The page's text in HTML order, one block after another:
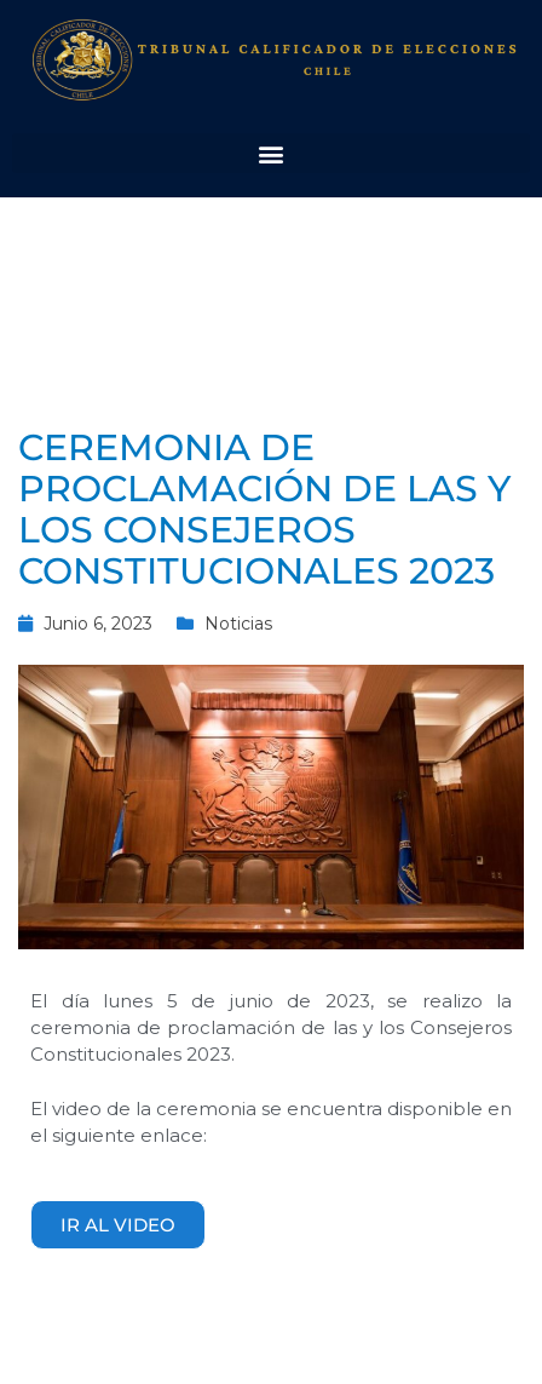
CEREMONIA DE
PROCLAMACIÓN DE LAS Y
LOS CONSEJEROS
CONSTITUCIONALES 2023
Junio 6, 2023 Noticias
El día lunes 5 de junio de 2023, se realizo la
ceremonia de proclamación de las y los Consejeros
Constitucionales 2023.
El video de la ceremonia se encuentra disponible en
el siguiente enlace:
IR AL VIDEO